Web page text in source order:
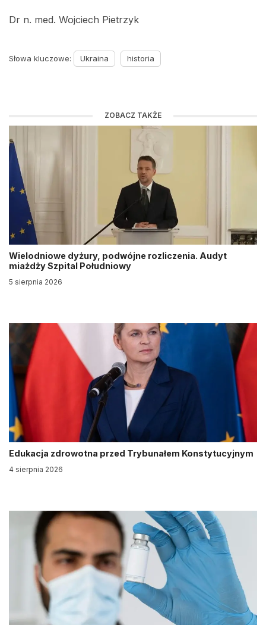
Dr n. med. Wojciech Pietrzyk
Słowa kluczowe: Ukraina historia
ZOBACZ TAKŻE
Wielodniowe dyżury, podwójne rozliczenia. Audyt
miażdży Szpital Południowy
5 sierpnia 2026
Edukacja zdrowotna przed Trybunałem Konstytucyjnym
4 sierpnia 2026